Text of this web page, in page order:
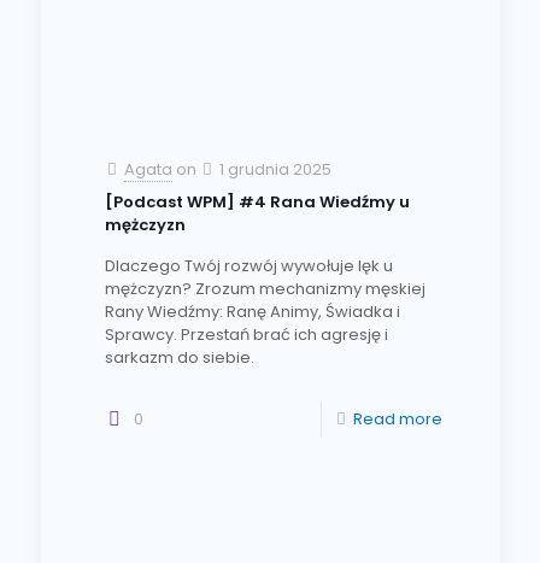
Agata on
1 grudnia 2025
[Podcast WPM] #4 Rana Wiedźmy u
mężczyzn
Dlaczego Twój rozwój wywołuje lęk u
mężczyzn? Zrozum mechanizmy męskiej
Rany Wiedźmy: Ranę Animy, Świadka i
Sprawcy. Przestań brać ich agresję i
sarkazm do siebie.
0 Read more